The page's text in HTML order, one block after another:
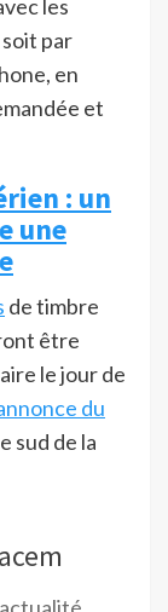
les
par
en
et
: un
une
de timbre
être
le jour de
du
sud de la